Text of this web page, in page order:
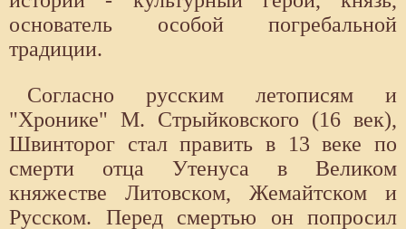
основатель особой погребальной
традиции.
Согласно русским летописям и
"Хронике" М. Стрыйковского (16 век),
Швинторог стал править в 13 веке по
смерти отца Утенуса в Великом
княжестве Литовском, Жемайтском и
Русском. Перед смертью он попросил